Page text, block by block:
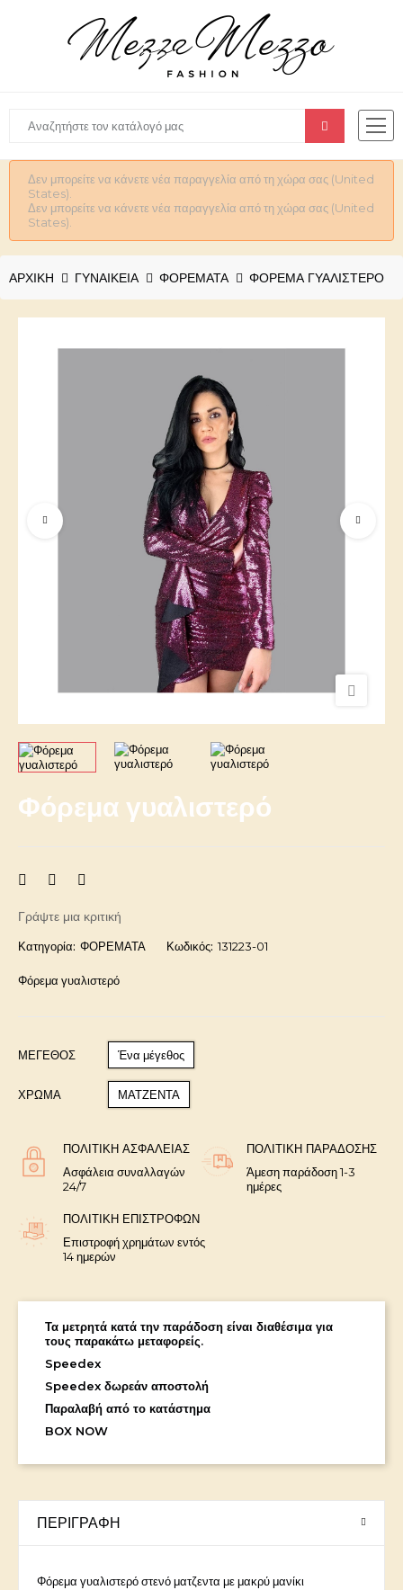
Δεν μπορείτε να κάνετε νέα παραγγελία από τη χώρα σας (United
States).
Δεν μπορείτε να κάνετε νέα παραγγελία από τη χώρα σας (United
States).
ΑΡΧΙΚΉ ΓΥΝΑΙΚΕΊΑ ΦΟΡΕΜΑΤΑ ΦΌΡΕΜΑ ΓΥΑΛΙΣΤΕΡΌ
Φόρεμα γυαλιστερό
Γράψτε μια κριτική
Κατηγορία: ΦΟΡΕΜΑΤΑ Κωδικός: 131223-01
Φόρεμα γυαλιστερό
ΜΈΓΕΘΟΣ Ένα μέγεθος
ΧΡΩΜΑ ΜΑΤΖΕΝΤΑ
ΠΟΛΙΤΙΚΉ ΑΣΦΑΛΕΊΑΣ
Ασφάλεια συναλλαγών
24/7
ΠΟΛΙΤΙΚΉ ΠΑΡΆΔΟΣΗΣ
Άμεση παράδοση 1-3
ημέρες
ΠΟΛΙΤΙΚΉ ΕΠΙΣΤΡΟΦΏΝ
Επιστροφή χρημάτων εντός
14 ημερών
Τα μετρητά κατά την παράδοση είναι διαθέσιμα για
τους παρακάτω μεταφορείς.
Speedex
Speedex δωρεάν αποστολή
Παραλαβή από το κατάστημα
BOX NOW
ΠΕΡΙΓΡΑΦΉ
Φόρεμα γυαλιστερό στενό ματζεντα με μακρύ μανίκι